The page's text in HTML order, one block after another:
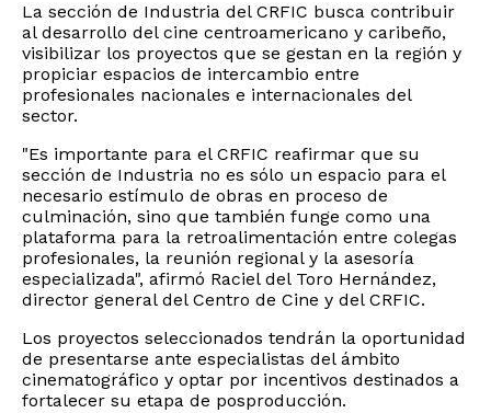
La sección de Industria del CRFIC busca contribuir
al desarrollo del cine centroamericano y caribeño,
visibilizar los proyectos que se gestan en la región y
propiciar espacios de intercambio entre
profesionales nacionales e internacionales del
sector.
"Es importante para el CRFIC reafirmar que su
sección de Industria no es sólo un espacio para el
necesario estímulo de obras en proceso de
culminación, sino que también funge como una
plataforma para la retroalimentación entre colegas
profesionales, la reunión regional y la asesoría
especializada", afirmó Raciel del Toro Hernández,
director general del Centro de Cine y del CRFIC.
Los proyectos seleccionados tendrán la oportunidad
de presentarse ante especialistas del ámbito
cinematográfico y optar por incentivos destinados a
fortalecer su etapa de posproducción.